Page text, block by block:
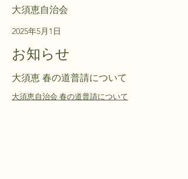
大須恵自治会
2025年5月1日
お知らせ
大須恵 春の道普請について
大須恵自治会 春の道普請について